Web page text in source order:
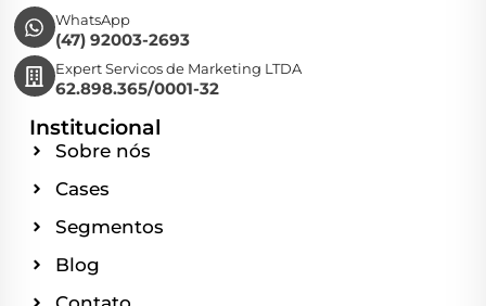
WhatsApp
(47) 92003-2693
Expert Servicos de Marketing LTDA
62.898.365/0001-32
Institucional
Sobre nós
Cases
Segmentos
Blog